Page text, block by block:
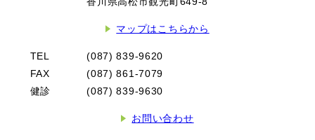
マップはこちらから
TEL
(087) 839-9620
FAX
(087) 861-7079
健診
(087) 839-9630
お問い合わせ